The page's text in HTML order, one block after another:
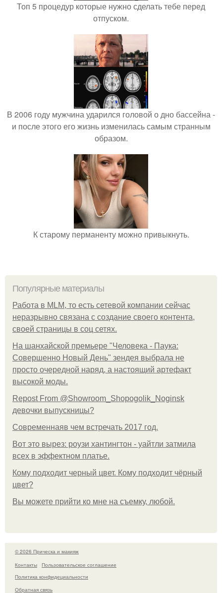
Топ 5 процедур которые нужно сделать тебе перед
отпуском.
В 2006 году мужчина ударился головой о дно бассейна -
и после этого его жизнь изменилась самым странным
образом.
К старому перманенту можно привыкнуть.
Популярные материалы
Работа в MLM, то есть сетевой компании сейчас
неразрывно связана с создание своего контента,
своей страницы в соц сетях.
На шанхайской премьере "Человека - Паука:
Совершенно Новый День" зендея выбрала не
просто очередной наряд, а настоящий артефакт
высокой моды.
Repost From @Showroom_Shopogolik_Noginsk
девочки выпускницы?
Современнаяв чем встречать 2017 год.
Вот это вырез: роузи хантингтон - уайтли затмила
всех в эффектном платьe.
Кому подходит черный цвет. Кому подходит чёрный
цвет?
Вы можете прийти ко мне на съемку, любой.
© 2026 Прическа и макияж
Контакты
Пользовательское соглашение
Политика конфидециальности
Обратная связь